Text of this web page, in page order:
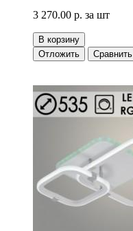
3 270.00 р. за шт
В корзину
Отложить
Сравнить